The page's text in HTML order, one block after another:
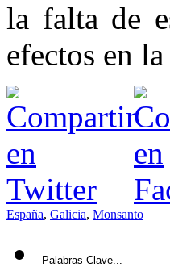
la falta de
efectos en
España, Galicia, Monsanto